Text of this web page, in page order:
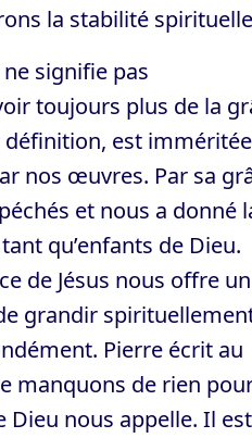
la stabilité
signifie pas
toujours plus de la
définition, est
nos œuvres. Par sa
et nous a donné
qu’enfants de Dieu.
de Jésus nous offre
grandir
Pierre écrit au
manquons de rien
Dieu nous appelle. Il est